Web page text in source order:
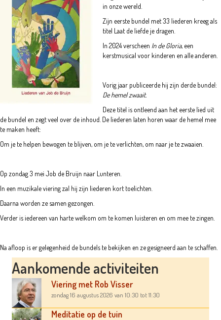
in onze wereld.
Zijn eerste bundel met 33 liederen kreeg als
titel Laat de liefde je dragen.
In 2024 verscheen In de Gloria, een
kerstmusical voor kinderen en alle anderen.
Vorig jaar publiceerde hij zijn derde bundel:
De hemel zwaait.
Deze titel is ontleend aan het eerste lied uit
de bundel en zegt veel over de inhoud. De liederen laten horen waar de hemel mee
te maken heeft:
Om je te helpen bewogen te blijven, om je te verlichten, om naar je te zwaaien.
Op zondag 3 mei Job de Bruijn naar Lunteren.
In een muzikale viering zal hij zijn liederen kort toelichten.
Daarna worden ze samen gezongen.
Verder is iedereen van harte welkom om te komen luisteren en om mee te zingen.
Na afloop is er gelegenheid de bundels te bekijken en ze gesigneerd aan te schaffen.
Aankomende activiteiten
Viering met Rob Visser
zondag 16 augustus 2026 van 10:30 tot 11:30
Meditatie op de tuin